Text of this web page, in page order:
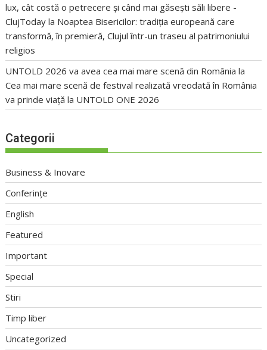
lux, cât costă o petrecere și când mai găsești săli libere -
ClujToday la Noaptea Bisericilor: tradiția europeană care
transformă, în premieră, Clujul într-un traseu al patrimoniului
religios
UNTOLD 2026 va avea cea mai mare scenă din România la
Cea mai mare scenă de festival realizată vreodată în România
va prinde viață la UNTOLD ONE 2026
Categorii
Business & Inovare
Conferințe
English
Featured
Important
Special
Stiri
Timp liber
Uncategorized